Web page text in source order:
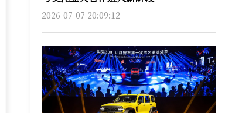
2026-07-07 20:09:12